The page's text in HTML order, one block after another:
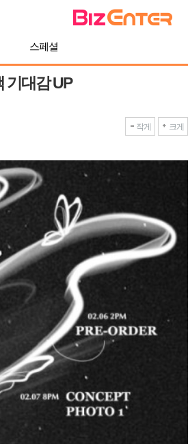
스페셜
기대감 UP
작게 크게